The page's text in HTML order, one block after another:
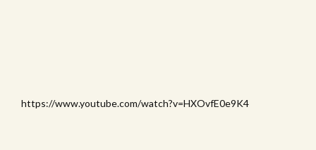
https://www.youtube.com/watch?v=HXOvfE0e9K4